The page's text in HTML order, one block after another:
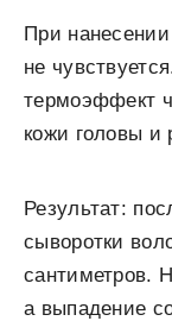
При нанесении
не
термоэффект
кожи головы и
Результат:
сыворотки
сантиметров.
а выпадение